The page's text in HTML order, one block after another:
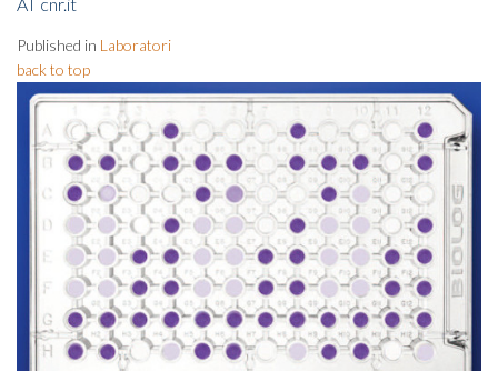
Published in Laboratori
back to top